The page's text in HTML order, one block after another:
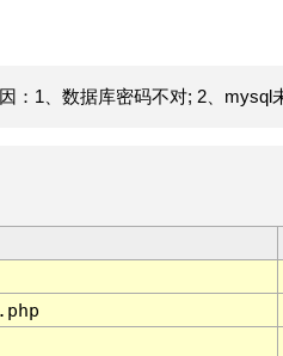
：1、数据库密码不对; 2、mysql